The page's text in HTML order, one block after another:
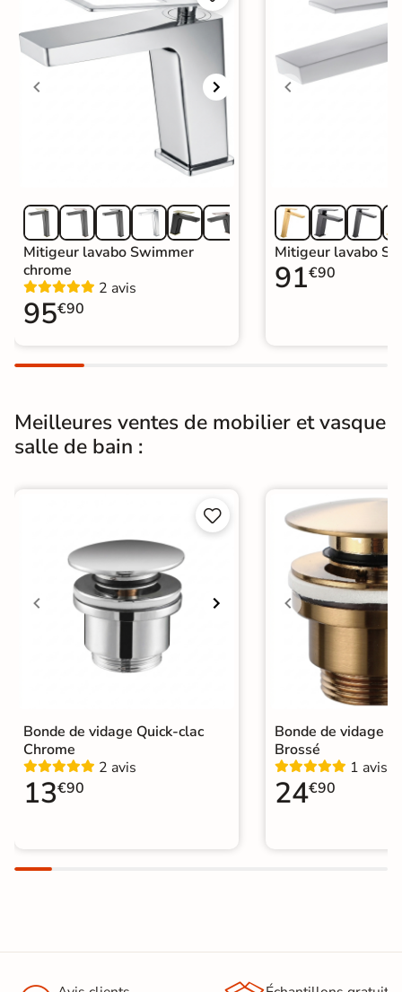
rayer la robinetterie. Si votre eau est
trop calcaire, un nettoyage mensuel
à base de vinaigre blanc est
nécessaire.
5 ans
Espagne
Mitigeur de Lavabo et Vasque
Mitigeur lavabo Swimmer
chrome
2 avis
95€90
Mitigeur lavabo
91€90
Meilleures ventes de mobilier et vasque
salle de bain :


Bonde de vidage Quick-clac
Chrome
2 avis
13€90
Bonde de vidage
Brossé
1 avis
24€90